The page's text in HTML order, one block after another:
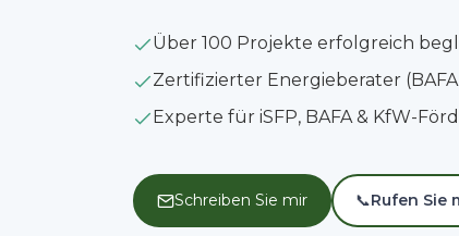
Über 100 Projekte erfolgreich
Zertifizierter Energieberater (BAFA
Experte für iSFP, BAFA & KfW-
Schreiben Sie mir 📞Rufen Sie